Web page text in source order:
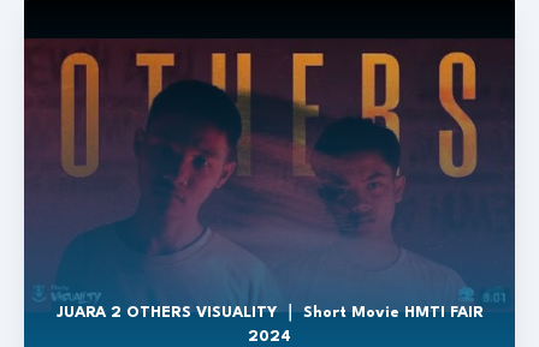
JUARA 2 OTHERS VISUALITY ｜ Short Movie HMTI FAIR
2024